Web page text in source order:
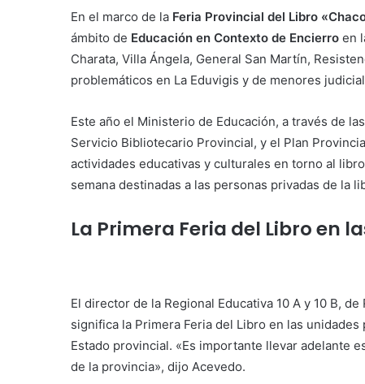
En el marco de la Feria Provincial del Libro
ámbito de Educación en Contexto de Encierro en
Charata, Villa Ángela, General San Martín,
problemáticos en La Eduvigis y de menores
Este año el Ministerio de Educación, a través de
Servicio Bibliotecario Provincial, y el Plan
actividades educativas y culturales en torno al
semana destinadas a las personas privadas de la
La Primera Feria del Libro en
El director de la Regional Educativa 10 A y 10 B,
significa la Primera Feria del Libro en las
Estado provincial. «Es importante llevar adelante
de la provincia», dijo Acevedo.